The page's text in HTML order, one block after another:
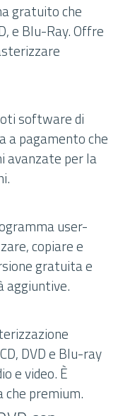
gratuito che
e Blu-Ray. Offre
software di
a pagamento che
avanzate per la
user-
copiare e
gratuita e
aggiuntive.
DVD e Blu-ray
e video. È
premium.